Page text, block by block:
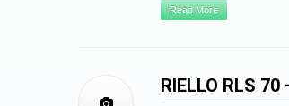
Read More
RIELLO RLS 70